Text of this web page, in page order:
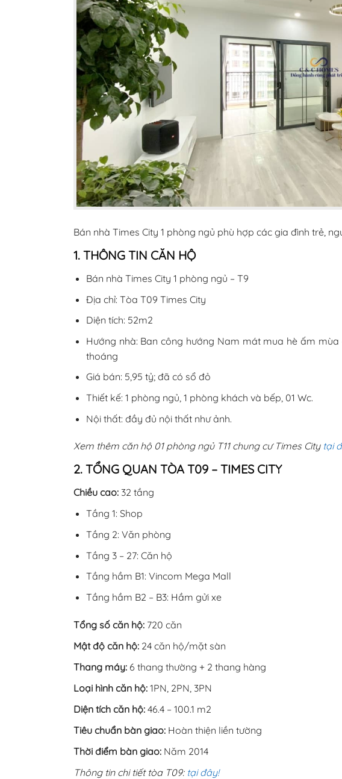
Bán nhà Times City 1 phòng ngủ phù hợp các gia đình trẻ,
1. THÔNG TIN CĂN HỘ
Bán nhà Times City 1 phòng ngủ – T9
Địa chỉ: Tòa T09 Times City
Diện tích: 52m2
Hướng nhà: Ban công hướng Nam mát mua hè ấm
thoáng
Giá bán: 5,95 tỷ; đã có sổ đỏ
Thiết kế: 1 phòng ngủ, 1 phòng khách và bếp, 01 Wc.
Nội thất: đầy đủ nội thất như ảnh.
Xem thêm căn hộ 01 phòng ngủ T11 chung cư Times City tại
2. TỔNG QUAN TÒA T09 – TIMES CITY
Chiều cao: 32 tầng
Tầng 1: Shop
Tầng 2: Văn phòng
Tầng 3 – 27: Căn hộ
Tầng hầm B1: Vincom Mega Mall
Tầng hầm B2 – B3: Hầm gửi xe
Tổng số căn hộ: 720 căn
Mật độ căn hộ: 24 căn hộ/mặt sàn
Thang máy: 6 thang thường + 2 thang hàng
Loại hình căn hộ: 1PN, 2PN, 3PN
Diện tích căn hộ: 46.4 – 100.1 m2
Tiêu chuẩn bàn giao: Hoàn thiện liền tường
Thời điểm bàn giao: Năm 2014
Thông tin chi tiết tòa T09: tại đây!